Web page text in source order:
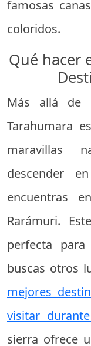
famosas
coloridos.
Qué hacer
Más allá de
Tarahumara
maravillas
descender
encuentras
Rarámuri.
perfecta
buscas otros
mejores
visitar
sierra ofrece